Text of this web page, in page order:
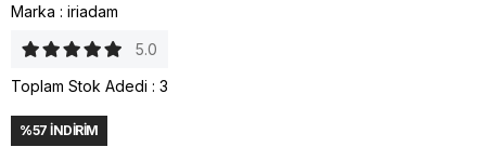
Marka : iriadam
5.0
Toplam Stok Adedi : 3
%57 İNDIRIM